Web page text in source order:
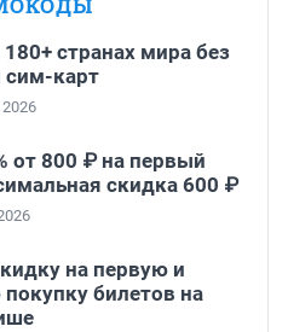
странах мира без
сим-карт
от 800 ₽ на первый
скидка 600 ₽
на первую и
билетов на